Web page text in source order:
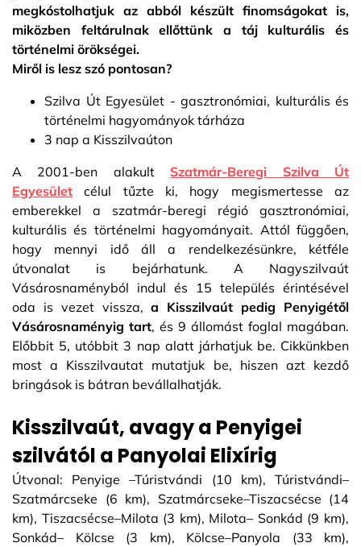
megkóstolhatjuk az abból készült finomságokat is,
miközben feltárulnak ellőttünk a táj kulturális és
történelmi örökségei.
Miről is lesz szó pontosan?
Szilva Út Egyesület - gasztronómiai, kulturális és
történelmi hagyományok tárháza
3 nap a Kisszilvaúton
A 2001-ben alakult Szatmár-Beregi Szilva Út
Egyesület célul tűzte ki, hogy megismertesse az
emberekkel a szatmár-beregi régió gasztronómiai,
kulturális és történelmi hagyományait. Attól függően,
hogy mennyi idő áll a rendelkezésünkre, kétféle
útvonalat is bejárhatunk. A Nagyszilvaút
Vásárosnaményból indul és 15 település érintésével
oda is vezet vissza,a Kisszilvaút pedig Penyigétől
Vásárosnaményig tart, és 9 állomást foglal magában.
Előbbit 5, utóbbit 3 nap alatt járhatjuk be. Cikkünkben
most a Kisszilvautat mutatjuk be, hiszen azt kezdő
bringások is bátran bevállalhatják.
Kisszilvaút, avagy a Penyigei
szilvától a Panyolai Elixírig
Útvonal: Penyige –Túristvándi (10 km), Túristvándi–
Szatmárcseke (6 km), Szatmárcseke–Tiszacsécse (14
km), Tiszacsécse–Milota (3 km), Milota– Sonkád (9 km),
Sonkád– Kölcse (3 km), Kölcse–Panyola (33 km),